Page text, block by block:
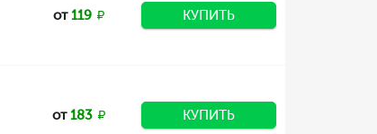
от119 КУПИТЬ
от183 КУПИТЬ